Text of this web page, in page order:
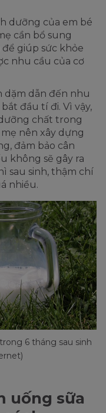
dưỡng của em bé
cần bổ sung
giúp sức khỏe
nhu cầu của cơ
dặm dẫn đến nhu
đầu tí đi. Vì vậy,
chất trong
mẹ nên xây dựng
đảm bảo cân
không sẽ gây ra
sau sinh, thậm chí
nhiều.
6 tháng sau sinh
uống sữa